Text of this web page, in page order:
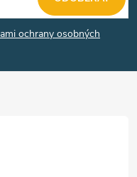
ochrany osobných